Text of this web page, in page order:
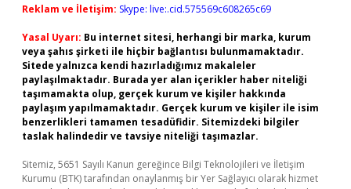
Reklam ve İletişim: Skype: live:.cid.575569c608265c69
Yasal Uyarı: Bu internet sitesi, herhangi bir marka, kurum
veya şahıs şirketi ile hiçbir bağlantısı bulunmamaktadır.
Sitede yalnızca kendi hazırladığımız makaleler
paylaşılmaktadır. Burada yer alan içerikler haber niteliği
taşımamakta olup, gerçek kurum ve kişiler hakkında
paylaşım yapılmamaktadır. Gerçek kurum ve kişiler ile isim
benzerlikleri tamamen tesadüfidir. Sitemizdeki bilgiler
taslak halindedir ve tavsiye niteliği taşımazlar.
Sitemiz, 5651 Sayılı Kanun gereğince Bilgi Teknolojileri ve İletişim
Kurumu (BTK) tarafından onaylanmış bir Yer Sağlayıcı olarak hizmet